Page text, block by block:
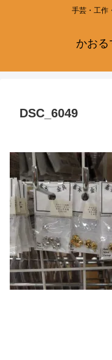
手芸・工作
かおる
DSC_6049